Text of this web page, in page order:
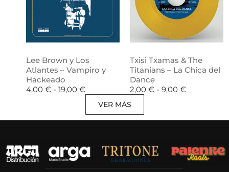
Lee Brown y Los
Atlantes – Vampiro y
Hackeado
4,00 € - 19,00 €
Txisi Txamas & The
Titanians – La Chica del
Dance
2,00 € - 9,00 €
VER MÁS